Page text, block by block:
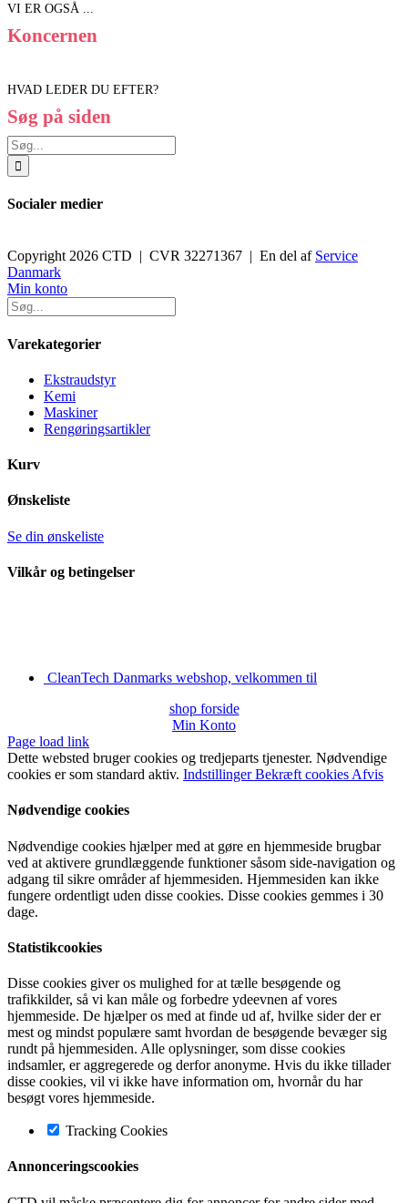
VI ER OGSÅ ...
Koncernen
HVAD LEDER DU EFTER?
Søg på siden
Søg
efter:
Socialer medier
Copyright 2026 CTD | CVR 32271367 | En del af Service
Danmark
Toggle
Sliding
Bar
Area
Min konto
Varekategorier
Ekstraudstyr
Kemi
Maskiner
Rengøringsartikler
Kurv
Ønskeliste
Se din ønskeliste
Vilkår og betingelser
CleanTech Danmarks webshop, velkommen til
shop forside
Min Konto
Page load link
Dette websted bruger cookies og tredjeparts tjenester. Nødvendige
cookies er som standard aktiv. IndstillingerBekræft cookies Afvis
Nødvendige cookies
Nødvendige cookies hjælper med at gøre en hjemmeside brugbar
ved at aktivere grundlæggende funktioner såsom side-navigation og
adgang til sikre områder af hjemmesiden. Hjemmesiden kan ikke
fungere ordentligt uden disse cookies. Disse cookies gemmes i 30
dage.
Statistikcookies
Disse cookies giver os mulighed for at tælle besøgende og
trafikkilder, så vi kan måle og forbedre ydeevnen af vores
hjemmeside. De hjælper os med at finde ud af, hvilke sider der er
mest og mindst populære samt hvordan de besøgende bevæger sig
rundt på hjemmesiden. Alle oplysninger, som disse cookies
indsamler, er aggregerede og derfor anonyme. Hvis du ikke tillader
disse cookies, vil vi ikke have information om, hvornår du har
besøgt vores hjemmeside.
Tracking Cookies
Annonceringscookies